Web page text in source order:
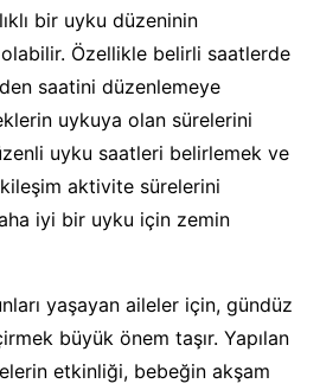
bir uyku düzeninin
olabilir. Özellikle belirli saatlerde
saatini düzenlemeye
uykuya olan sürelerini
uyku saatleri belirlemek ve
aktivite sürelerini
iyi bir uyku için zemin
yaşayan aileler için, gündüz
büyük önem taşır. Yapılan
etkinliği, bebeğin akşam